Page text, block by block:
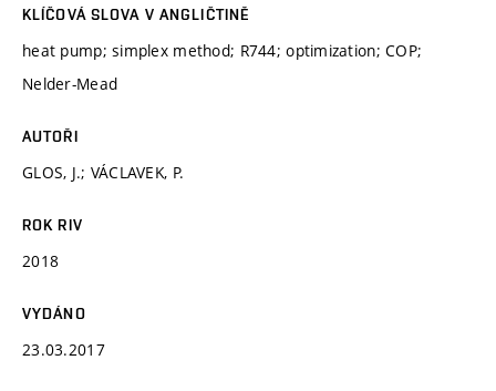
KLÍČOVÁ SLOVA V ANGLIČTINĚ
heat pump; simplex method; R744; optimization; COP;
Nelder-Mead
AUTOŘI
GLOS, J.; VÁCLAVEK, P.
ROK RIV
2018
VYDÁNO
23.03.2017